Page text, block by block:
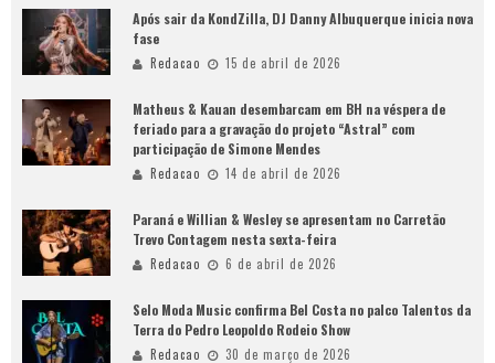
Após sair da KondZilla, DJ Danny Albuquerque inicia nova
fase
Redacao 15 de abril de 2026
Matheus & Kauan desembarcam em BH na véspera de
feriado para a gravação do projeto “Astral” com
participação de Simone Mendes
Redacao 14 de abril de 2026
Paraná e Willian & Wesley se apresentam no Carretão
Trevo Contagem nesta sexta-feira
Redacao 6 de abril de 2026
Selo Moda Music confirma Bel Costa no palco Talentos da
Terra do Pedro Leopoldo Rodeio Show
Redacao 30 de março de 2026